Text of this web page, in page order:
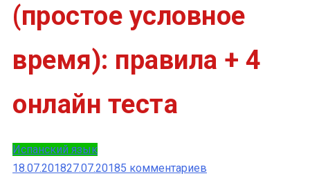
(простое условное
время): правила + 4
онлайн теста
Испанский язык
18.07.201827.07.20185 комментариев